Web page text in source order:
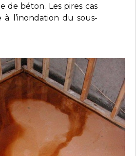
de béton. Les pires cas
l’inondation du sous-